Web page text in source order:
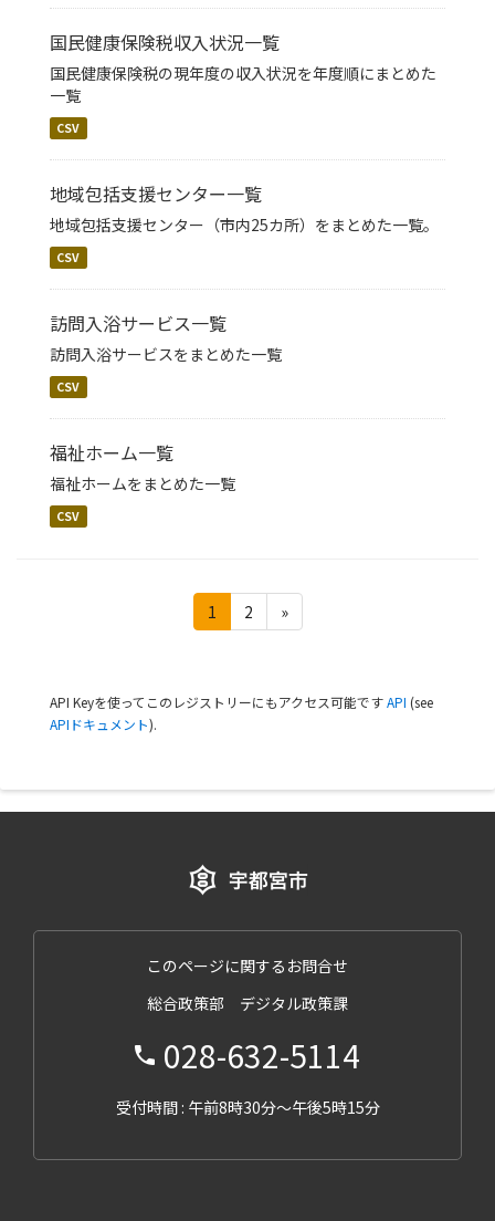
国民健康保険税収入状況一覧
国民健康保険税の現年度の収入状況を年度順にまとめた
一覧
CSV
地域包括支援センター一覧
地域包括支援センター（市内25カ所）をまとめた一覧。
CSV
訪問入浴サービス一覧
訪問入浴サービスをまとめた一覧
CSV
福祉ホーム一覧
福祉ホームをまとめた一覧
CSV
1 2 »
API Keyを使ってこのレジストリーにもアクセス可能ですAPI (see
APIドキュメント).
このページに関するお問合せ
総合政策部 デジタル政策課
028-632-5114
受付時間 : 午前8時30分～午後5時15分